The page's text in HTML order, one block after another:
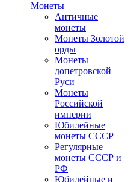
Монеты
Античные
монеты
Монеты Золотой
орды
Монеты
допетровской
Руси
Монеты
Российской
империи
Юбилейные
монеты СССР
Регулярные
монеты СССР и
РФ
Юбилейные и